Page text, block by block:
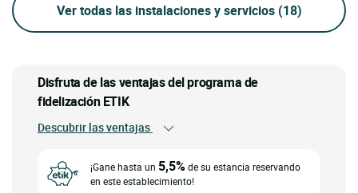
Ver todas las instalaciones y servicios (18)
Disfruta de las ventajas del programa de
fidelización ETIK
Descubrir las ventajas
¡Gane hasta un 5,5%de su estancia reservando
en este establecimiento!